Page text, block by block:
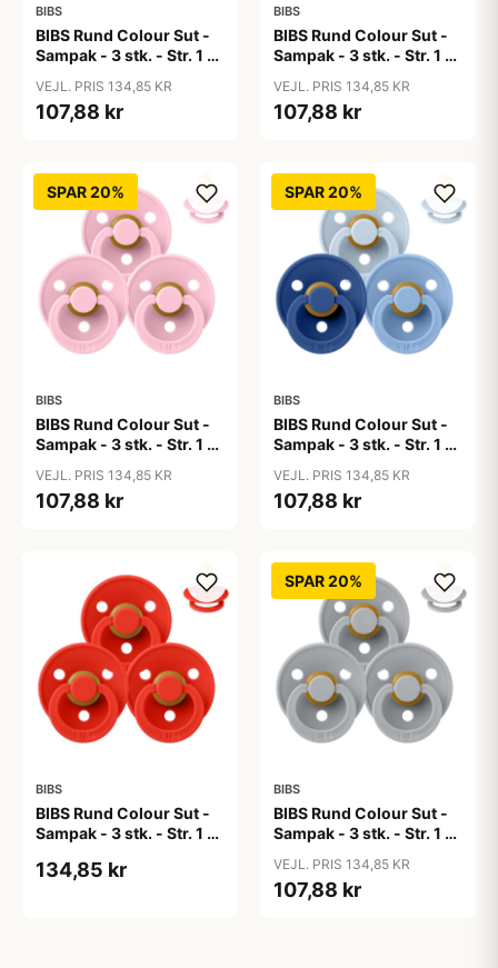
BIBS
BIBS Rund Colour Sut -
Sampak - 3 stk. - Str. 1 -
VEJL. PRIS 134,85 KR
107,88 kr
BIBS
BIBS Rund Colour Sut -
Sampak - 3 stk. - Str. 1 -
VEJL. PRIS 134,85 KR
107,88 kr
SPAR 20%
BIBS
BIBS Rund Colour Sut -
Sampak - 3 stk. - Str. 1 -
VEJL. PRIS 134,85 KR
107,88 kr
SPAR 20%
BIBS
BIBS Rund Colour Sut -
Sampak - 3 stk. - Str. 1 -
VEJL. PRIS 134,85 KR
107,88 kr
BIBS
BIBS Rund Colour Sut -
Sampak - 3 stk. - Str. 1 -
134,85 kr
SPAR 20%
BIBS
BIBS Rund Colour Sut -
Sampak - 3 stk. - Str. 1 -
VEJL. PRIS 134,85 KR
107,88 kr